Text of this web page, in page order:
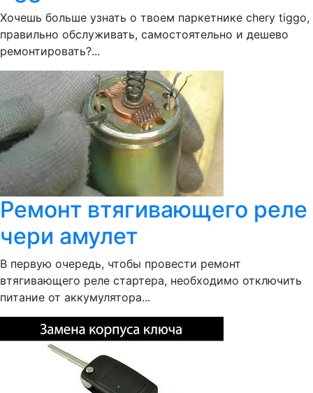
Хочешь больше узнать о твоем паркетнике chery tiggo,
правильно обслуживать, самостоятельно и дешево
ремонтировать?...
Ремонт втягивающего реле
чери амулет
В первую очередь, чтобы провести ремонт
втягивающего реле стартера, необходимо отключить
питание от аккумулятора...